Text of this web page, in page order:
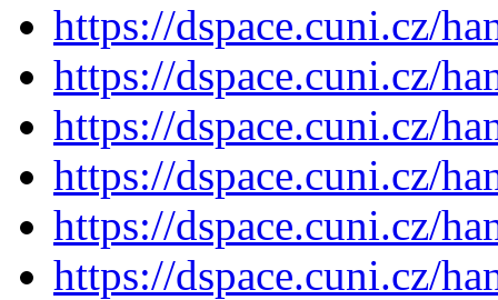
https://dspace.cuni.cz/
https://dspace.cuni.cz/
https://dspace.cuni.cz/
https://dspace.cuni.cz/
https://dspace.cuni.cz/
https://dspace.cuni.cz/